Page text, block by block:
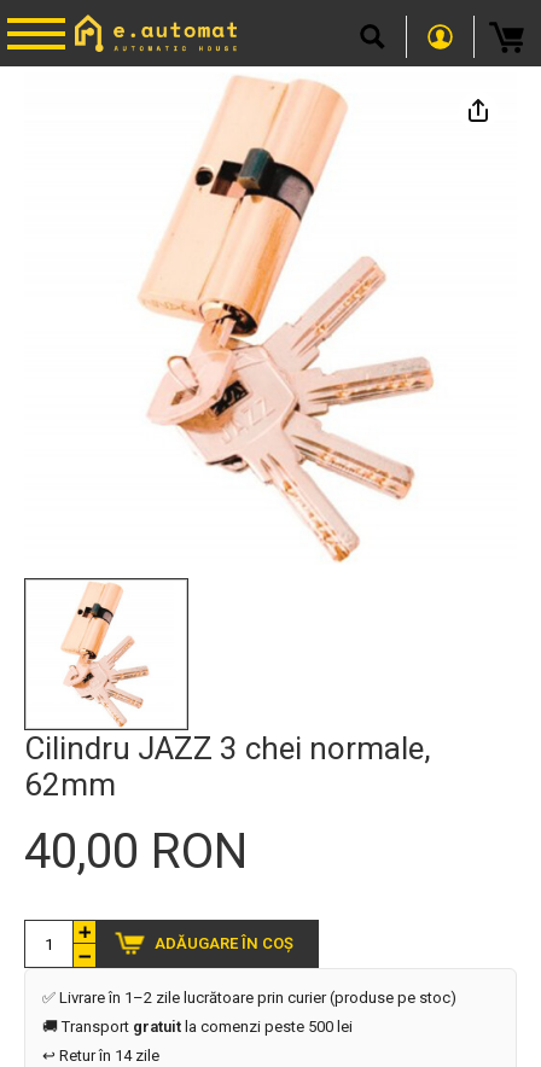
Cilindru JAZZ 3 chei normale,
62mm
40,00 RON
ADĂUGARE ÎN COȘ
✅ Livrare în 1–2 zile lucrătoare prin curier (produse pe stoc)
🚚 Transport gratuit la comenzi peste 500 lei
↩️ Retur în 14 zile